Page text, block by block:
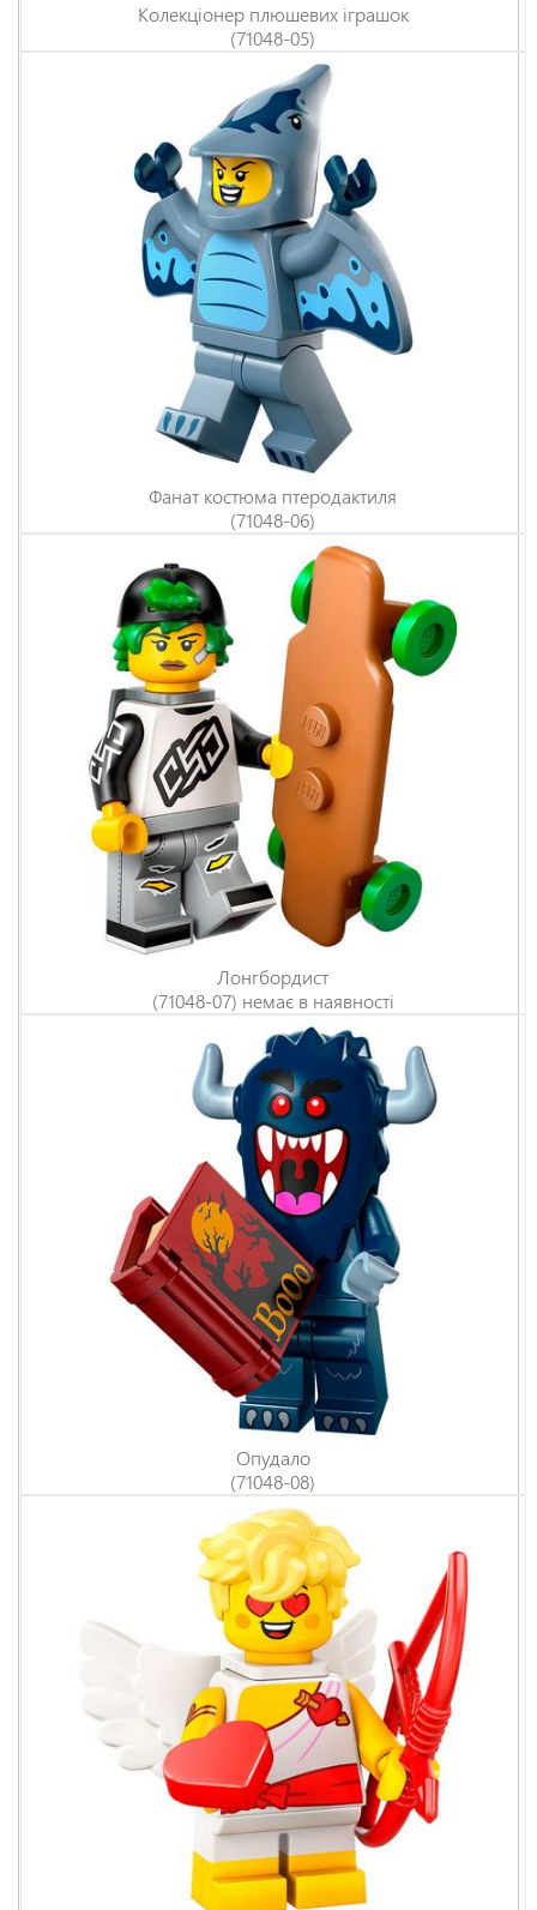
Колекціонер плюшевих іграшок
(71048-05)
Фанат костюма птеродактиля
(71048-06)
Лонгбордист
(71048-07) немає в наявності
Опудало
(71048-08)